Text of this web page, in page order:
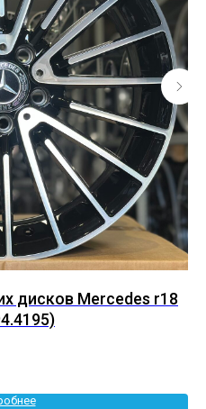
дисков Mercedes r18